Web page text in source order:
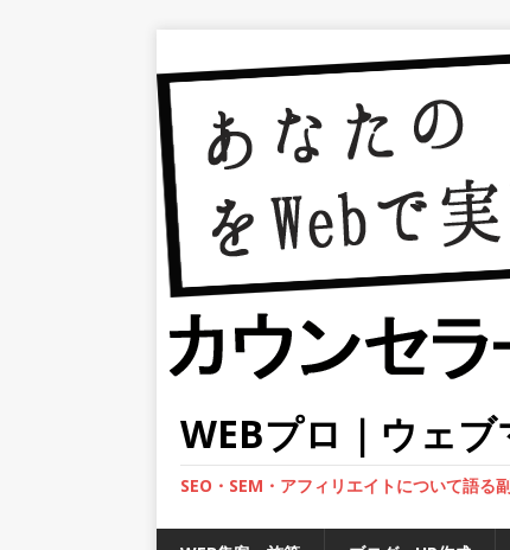
WEBプロ｜ウェ
SEO・SEM・アフィリエイトについて語る